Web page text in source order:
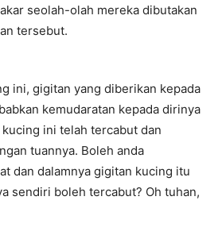
seolah-olah mereka dibutakan
tersebut.
ini, gigitan yang diberikan kepada
kemudaratan kepada dirinya
ini telah tercabut dan
tuannya. Boleh anda
dan dalamnya gigitan kucing itu
sendiri boleh tercabut? Oh tuhan,